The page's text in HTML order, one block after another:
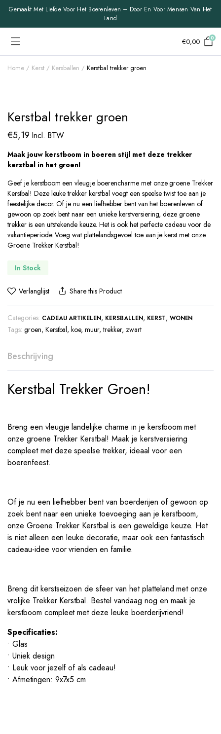
Gemaakt Met Liefde Voor Het Boerenleven – Door En Voor Mensen Van Het
Land
€0,00 0
Home Kerst Kersballen Kerstbal trekker groen
Kerstbal trekker groen
€5,19 Incl. BTW
Maak jouw kerstboom in boeren stijl met deze trekker
kerstbal in het groen!
Geef je kerstboom een vleugje boerencharme met onze groene Trekker
Kerstbal! Deze leuke trekker kerstbal voegt een speelse twist toe aan je
feestelijke decor. Of je nu een liefhebber bent van het boerenleven of
gewoon op zoek bent naar een unieke kerstversiering, deze groene
trekker is een uitstekende keuze. Het is ook het perfecte cadeau voor de
vakantieperiode. Voeg wat plattelandsgevoel toe aan je kerst met onze
Groene Trekker Kerstbal!
In Stock
Verlanglijst Share this Product
Categories: CADEAU ARTIKELEN, KERSBALLEN, KERST, WONEN
Tags: groen, Kerstbal,koe,muur,trekker, zwart
Beschrijving
Kerstbal Trekker Groen!
Breng een vleugje landelijke charme in je kerstboom met
onze groene Trekker Kerstbal! Maak je kerstversiering
compleet met deze speelse trekker, ideaal voor een
boerenfeest.
Of je nu een liefhebber bent van boerderijen of gewoon op
zoek bent naar een unieke toevoeging aan je kerstboom,
onze Groene Trekker Kerstbal is een geweldige keuze. Het
is niet alleen een leuke decoratie, maar ook een fantastisch
cadeau-idee voor vrienden en familie.
Breng dit kerstseizoen de sfeer van het platteland met onze
vrolijke Trekker Kerstbal. Bestel vandaag nog en maak je
kerstboom compleet met deze leuke boerderijvriend!
Specificaties:
• Glas
• Uniek design
• Leuk voor jezelf of als cadeau!
• Afmetingen: 9x7x5 cm